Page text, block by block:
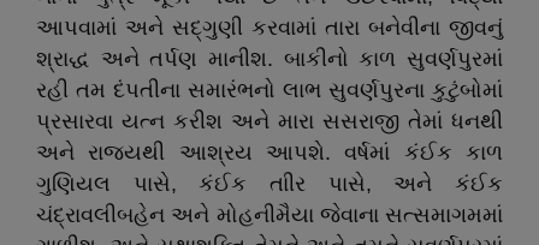
આપવામાં અને સદ્‌ગુણી કરવામાં તારા બનેવીના જીવનું
શ્રાદ્ધ અને તર્પણ માનીશ. બાકીનો કાળ સુવર્ણપુરમાં
રહી તમ દંપતીના સમારંભનો લાભ સુવર્ણપુરના કુટુંબોમાં
પ્રસારવા યત્ન કરીશ અને મારા સસરાજી તેમાં ધનથી
અને રાજ્યથી આશ્રય આપશે. વર્ષમાં કંઈક કાળ
ગુણિયલ પાસે, કંઈક તાીર પાસે, અને કંઈક
ચંદ્રાવલીબહેન અને મોહનીમૈયા જેવાના સત્સમાગમમાં